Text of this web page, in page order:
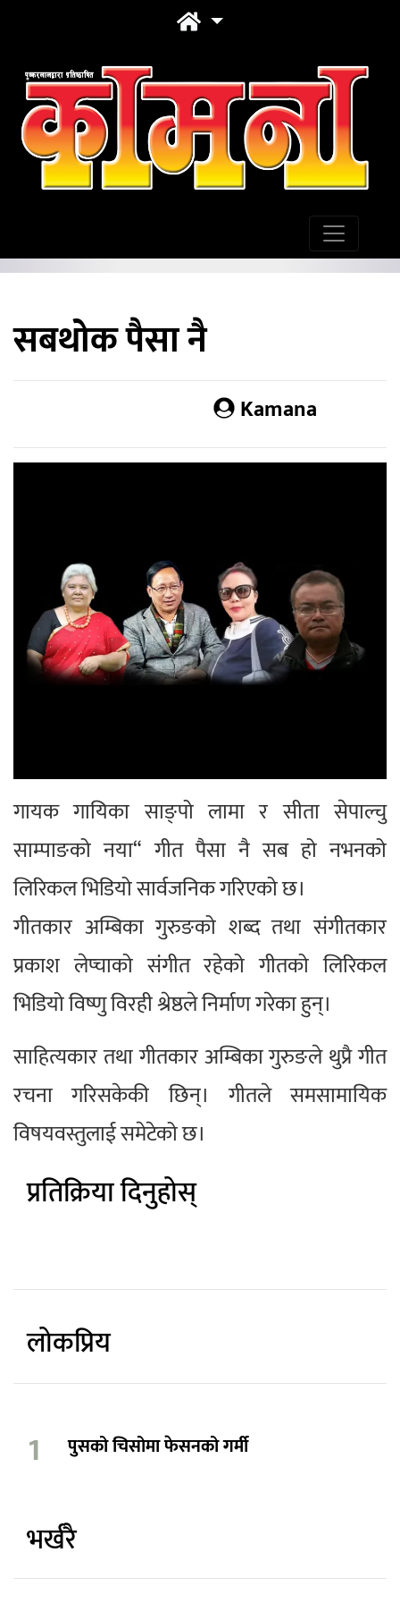
सबथोक पैसा नै
Kamana
गायक गायिका साङ्पो लामा र सीता सेपाल्चु
साम्पाङको नया“ गीत पैसा नै सब हो नभनको
लिरिकल भिडियो सार्वजनिक गरिएको छ।
गीतकार अम्बिका गुरुङको शब्द तथा संगीतकार
प्रकाश लेप्चाको संगीत रहेको गीतको लिरिकल
भिडियो विष्णु विरही श्रेष्ठले निर्माण गरेका हुन्।
साहित्यकार तथा गीतकार अम्बिका गुरुङले थुप्रै गीत
रचना गरिसकेकी छिन्। गीतले समसामायिक
विषयवस्तुलाई समेटेको छ।
प्रतिक्रिया दिनुहोस्
लोकप्रिय
पुसको चिसोमा फेसनको गर्मी
भर्खरै